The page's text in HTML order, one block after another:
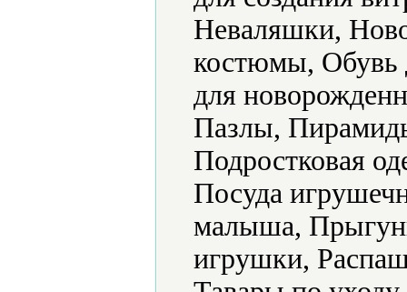
Неваляшки,
костюмы, Обувь
для
Пазлы,
Подростковая
Посуда
малыша,
игрушки,